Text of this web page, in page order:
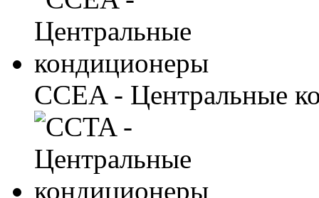
CCEA - Центральные